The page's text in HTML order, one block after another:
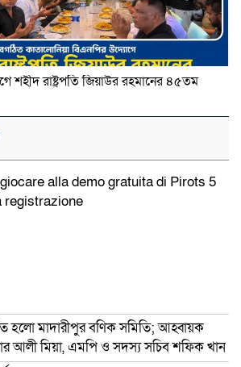
শহীদ রাষ্ট্রপতি জিয়াউর রহমানের ৪৫তম
alla demo gratuita di Pirots 5
registrazione
হলো মাদারীপুর বণিক সমিতি; আহ্বায়ক
আলী মিয়া, এমপি ও সদস্য সচিব শফিক খান